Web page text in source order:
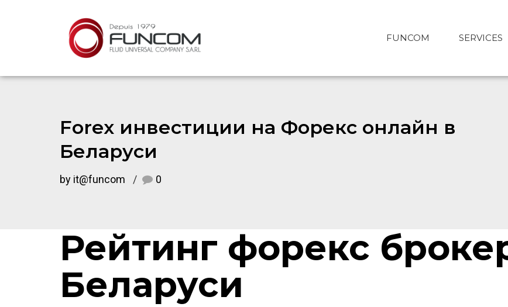
FUNCOM SERVICES
Forex инвестиции на Форекс онлайн в
Беларуси
by it@funcom 0
Рейтинг форекс
Беларуси